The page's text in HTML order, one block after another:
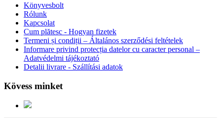
Könyvesbolt
Rólunk
Kapcsolat
Cum plătesc - Hogyan fizetek
Termeni și condiții – Általános szerződési feltételek
Informare privind protecția datelor cu caracter personal –
Adatvédelmi tájékoztató
Detalii livrare - Szállítási adatok
Kövess minket